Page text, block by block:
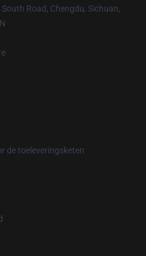
Road, Chengdu, Sichuan,
de toeleveringsketen